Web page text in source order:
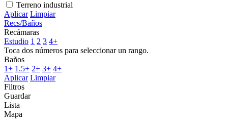
Terreno industrial
Aplicar Limpiar
Recs/Baños
Recámaras
Estudio 1 2 3 4+
Toca dos números para seleccionar un rango.
Baños
1+ 1.5+ 2+ 3+ 4+
Aplicar Limpiar
Filtros
Guardar
Lista
Mapa